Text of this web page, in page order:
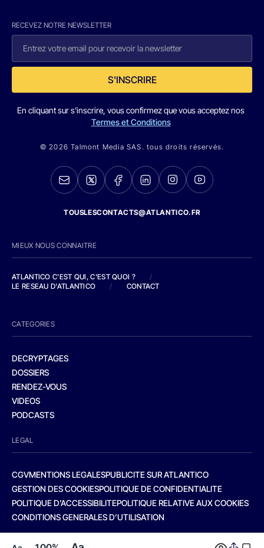
RECEVEZ NOTRE NEWSLETTER
S'INSCRIRE
En cliquant sur s'inscrire, vous confirmez que vous acceptez nos
Termes et Conditions
© 2026 Talmont Media SAS. tous droits réservés.
TOUSLESCONTACTS@ATLANTICO.FR
MIEUX NOUS CONNAITRE
ATLANTICO C'EST QUI, C'EST QUOI ?
/
LE RESEAU D'ATLANTICO
/ CONTACT
CATEGORIES
DECRYPTAGES
DOSSIERS
RENDEZ-VOUS
VIDEOS
PODCASTS
LEGAL
CGVMENTIONS LEGALESPUBLICITE SUR ATLANTICO
GESTION DES COOKIESPOLITIQUE DE CONFIDENTIALITE
POLITIQUE D’ACCESSIBILITEPOLITIQUE RELATIVE AUX COOKIES
CONDITIONS GENERALES D’UTILISATION